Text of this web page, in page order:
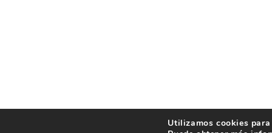
Utilizamos cookies